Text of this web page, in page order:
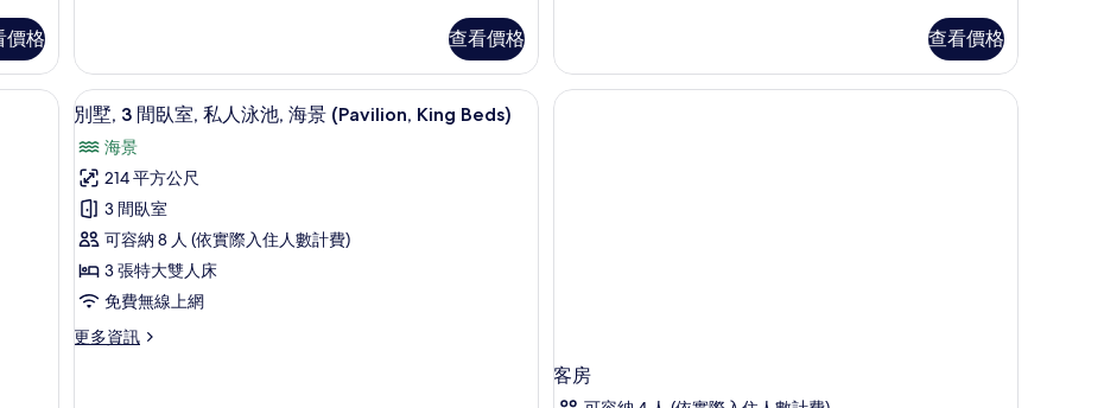
價格
景
(Pavilion,
2
Kings
&
Twin)
的
所
有
3
間
臥
室,
私
人
泳
池,
海
景
(Pavilion,
2
Kings
&
查看價格
的
所
人
床,
露
查看價格
光布/窗簾、隔音
顯
示
別
墅,
3
間
臥
室,
私
迷你吧、客房內保險箱、遮光布/窗簾、隔音
5
別墅, 3 間臥室, 私人泳池, 海景 (Pavilion, King Beds)
海景
214 平方公尺
3 間臥室
可容納 8 人 (依實際入住人數計費)
3 張特大雙人床
免費無線上網
更多資訊
更
客房